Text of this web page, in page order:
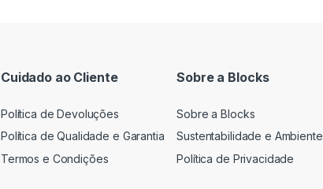
Cuidado ao Cliente
Política de Devoluções
Política de Qualidade e Garantia
Termos e Condições
Sobre a Blocks
Sobre a Blocks
Sustentabilidade e Ambiente
Política de Privacidade